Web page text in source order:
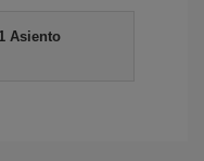
Asiento